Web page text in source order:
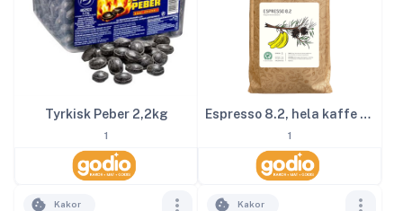
Tyrkisk Peber 2,2kg
1
Espresso 8.2, hela kaffe bönor, 1000g
1
Kakor Kakor